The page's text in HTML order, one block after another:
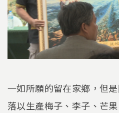
一如所願的留在家鄉，但
落以生產梅子、李子、芒